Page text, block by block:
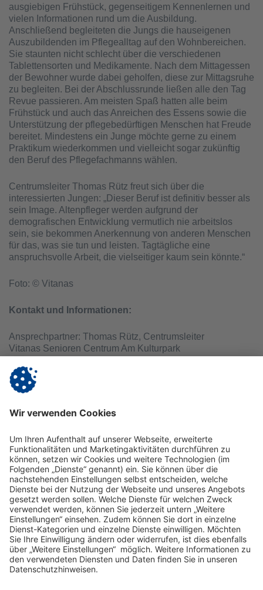
ausgiebigen Frühstück, gegenseitigem Kennenlernen und
vielen Informationen rund um die Ausbildung.
Anschließend begleiteten die Jungs die hauseigenen
Auszubildenden im Pflegealltag auf den Wohnbereichen.
Sie staunten nicht schlecht über die verschiedenen
Tablettensorten und Medikamente. Nach dem Mittagessen
der Bewohner wurde dabei geholfen, diese zur Mittagsruhe
zu begleiten. Bei der Abschlussrunde ließen alle den Tag
Revue passieren. Am meisten Spaß hatten alle beim
Frühstück und auch das Anreichen des Essens sowie die
Unterstützung der pflegebedürftigen Menschen hat Freude
bereitet. Mindestens ein Junge möchte gerne zu einem
Praktikum wiederkommen und vielleicht sogar zukünftig
den Beruf des Pflegefachmanns wählen.
Centrumsleiter Thomas Rütz freut sich über die
interessierten Jungen: „Dieser Beruf ist definitiv besser als
sein Image. Altenpfleger werden aufgrund der
demografischen Entwicklung vermutlich nie arbeitslos
sein, sie bekommen Anerkennung von anderen Menschen
für das, was sie tun und leisten. Tagtägliche eine
anspruchsvolle Arbeit, die vielseitiger kaum sein könnte.“
Foto: © Vitanas
Kontakt und Informationen:
Ansprechpartner: Thomas Rütz, Centrumsleiter
Vitanas Senioren Centrum Am Kulturpark
Telefon (0395) 563 98 - 0 | E-Mail:
www.vitanas.de/amkulturpark
Zurück